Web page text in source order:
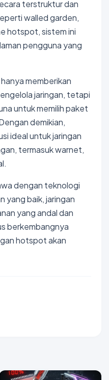
terstruktur dan
walled garden,
hotspot, sistem ini
pengguna yang
memberikan
jaringan, tetapi
untuk memilih paket
demikian,
ideal untuk jaringan
termasuk warnet,
dengan teknologi
yang baik, jaringan
yang andal dan
berkembangnya
hotspot akan